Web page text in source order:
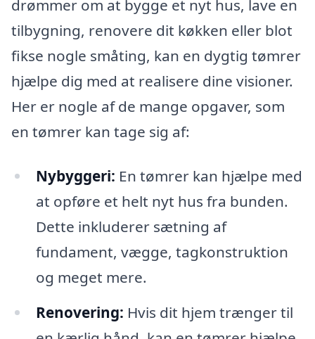
drømmer om at bygge et nyt hus, lave en
tilbygning, renovere dit køkken eller blot
fikse nogle småting, kan en dygtig tømrer
hjælpe dig med at realisere dine visioner.
Her er nogle af de mange opgaver, som
en tømrer kan tage sig af:
Nybyggeri: En tømrer kan hjælpe med
at opføre et helt nyt hus fra bunden.
Dette inkluderer sætning af
fundament, vægge, tagkonstruktion
og meget mere.
Renovering: Hvis dit hjem trænger til